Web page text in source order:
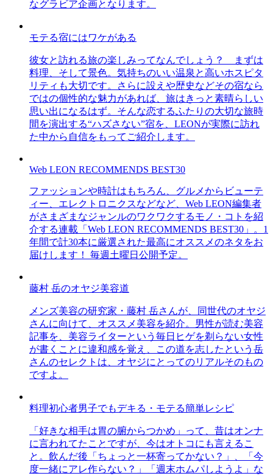
なグラビア企画となります。
モテる宿にはワケがある
彼女と訪れる旅の楽しみってなんでしょう？ まずは
料理、そして景色。気持ちのいい温泉と高いホスピタ
リティも大切です。さらに設えや歴史などその宿なら
ではの個性的な魅力があれば、旅はきっと素晴らしい
思い出になるはず。そんな恋するふたりの大切な旅時
間を演出する“ハズさない”宿を、LEONが実際に訪れ
た中から自信をもってご紹介します。
Web LEON RECOMMENDS BEST30
ファッションや時計はもちろん、グルメからビューテ
ィー、エレクトロニクスなどなど、Web LEON編集者
がさまざまなジャンルのワクワクするモノ・コトを紹
介する連載「Web LEON RECOMMENDS BEST30」。1
年間で計30本に厳選された最高にオススメのネタをお
届けします！ 毎週土曜日公開予定。
藤村 岳のオヤジ美容道
メンズ美容の研究家・藤村 岳さんが、同世代のオヤジ
さんに向けて、オススメ美容を紹介。男性が読む美容
記事を、美容ライターという毎日ヒゲを剃らない女性
が書くことに違和感を覚え、この道を志したという岳
さんのセレクトは、オヤジにとってのリアルそのもの
ですよ。
料理初心者男子でもデキる・モテる簡単レシピ
「好きな相手は胃の腑からつかめ」って、昔はオンナ
に言われてたことですが、今はオトコにも言えるこ
と。飲んだ後「ちょっと一杯寄ってかない？」、「今
度一緒にアレ作らない？」「週末ホムパしようよ」な